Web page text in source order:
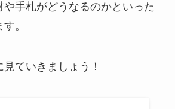
手札がどうなるのかといった
。
ていきましょう！